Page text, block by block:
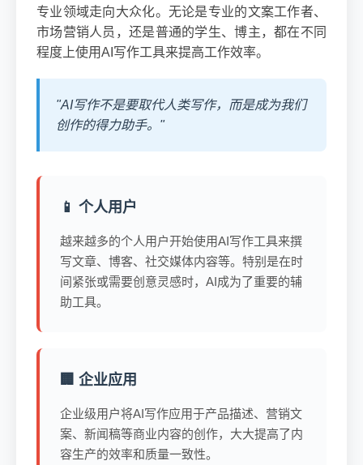
专业领域走向大众化。无论是专业的文案工作者、
市场营销人员，还是普通的学生、博主，都在不同
程度上使用AI写作工具来提高工作效率。
"AI写作不是要取代人类写作，而是成为我们
创作的得力助手。"
📱 个人用户
越来越多的个人用户开始使用AI写作工具来撰
写文章、博客、社交媒体内容等。特别是在时
间紧张或需要创意灵感时，AI成为了重要的辅
助工具。
🏢 企业应用
企业级用户将AI写作应用于产品描述、营销文
案、新闻稿等商业内容的创作，大大提高了内
容生产的效率和质量一致性。